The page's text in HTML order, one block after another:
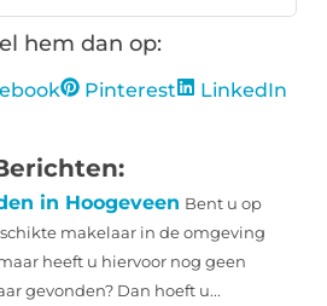
hem dan op:
Pinterest
LinkedIn
in Hoogeveen Bent u op
makelaar in de omgeving
heeft u hiervoor nog geen
gevonden? Dan hoeft u...